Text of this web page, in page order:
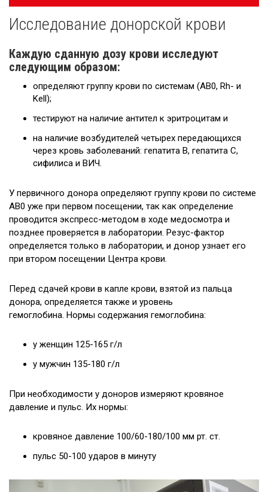
navigatsioon
Исследование донорской крови
Вирусные заболевания
Исследование донорской крови
Каждую сданную дозу крови исследуют
следующим образом:
определяют группу крови по системам (АВ0, Rh- и
Kell);
тестируют на наличие антител к эритроцитам и
на наличие возбудителей четырех передающихся
через кровь заболеваний: гепатита В, гепатита С,
сифилиса и ВИЧ.
У первичного донора определяют группу крови по системе
АВ0 уже при первом посещении, так как определение
проводится экспресс-методом в ходе медосмотра и
позднее проверяется в лаборатории. Резус-фактор
определяется только в лаборатории, и донор узнает его
при втором посещении Центра крови.
Перед сдачей крови в капле крови, взятой из пальца
донора, определяется также и уровень
гемоглобина. Нормы содержания гемоглобина:
у женщин 125-165 г/л
у мужчин 135-180 г/л
При необходимости у доноров измеряют кровяное
давление и пульс. Их нормы:
кровяное давление 100/60-180/100 мм рт. ст.
пульс 50-100 ударов в минуту